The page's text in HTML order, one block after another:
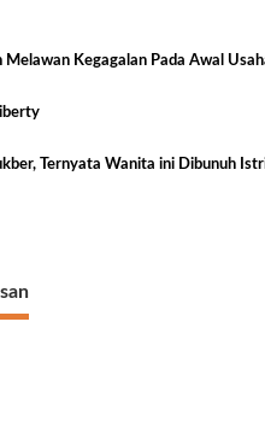
Melawan Kegagalan Pada Awal
Ternyata Wanita ini Dibunuh